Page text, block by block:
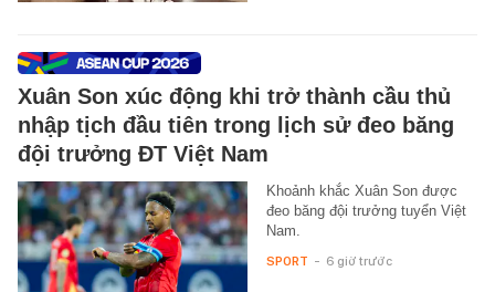
Xuân Son xúc động khi trở thành cầu thủ
nhập tịch đầu tiên trong lịch sử đeo băng
đội trưởng ĐT Việt Nam
Khoảnh khắc Xuân Son được
đeo băng đội trưởng tuyển Việt
Nam.
SPORT - 6 giờ trước